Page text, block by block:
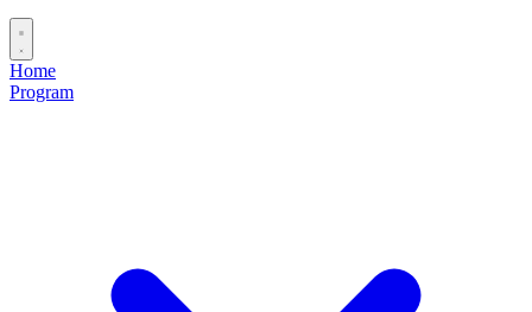
Home
Program